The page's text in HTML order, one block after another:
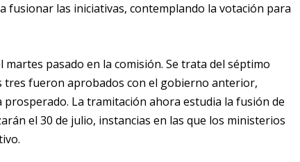
fusionar las iniciativas, contemplando la votación para
pasado en la comisión. Se trata del séptimo
tres fueron aprobados con el gobierno anterior,
La tramitación ahora estudia la fusión de
el 30 de julio, instancias en las que los ministerios